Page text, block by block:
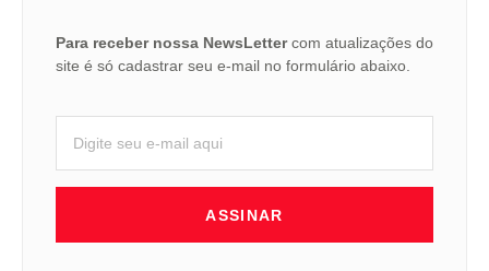
Para receber nossa NewsLettercom atualizações do
site é só cadastrar seu e-mail no formulário abaixo.
ASSINAR